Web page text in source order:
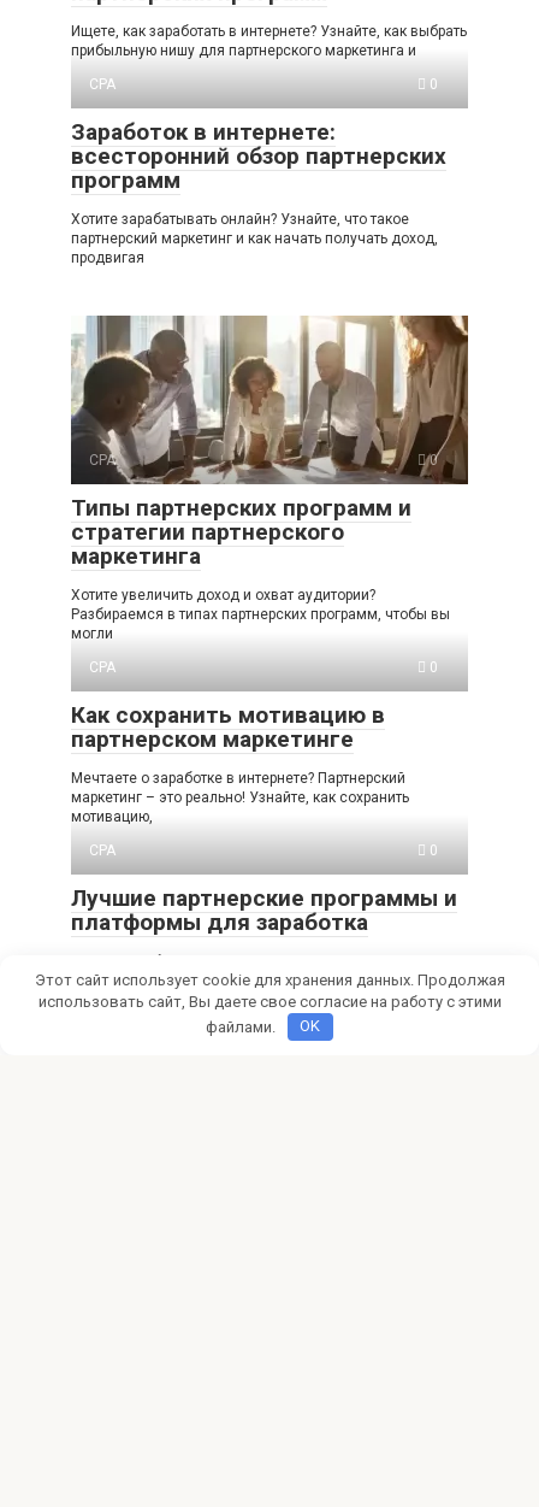
Ищете, как заработать в интернете? Узнайте, как выбрать
прибыльную нишу для партнерского маркетинга и
CPA
0
Заработок в интернете:
всесторонний обзор партнерских
программ
Хотите зарабатывать онлайн? Узнайте, что такое
партнерский маркетинг и как начать получать доход,
продвигая
CPA 0
Типы партнерских программ и
стратегии партнерского
маркетинга
Хотите увеличить доход и охват аудитории?
Разбираемся в типах партнерских программ, чтобы вы
могли
CPA
0
Как сохранить мотивацию в
партнерском маркетинге
Мечтаете о заработке в интернете? Партнерский
маркетинг – это реально! Узнайте, как сохранить
мотивацию,
CPA
0
Лучшие партнерские программы и
платформы для заработка
Хотите зарабатывать онлайн? Узнайте о лучших
партнерских программах и платформах для монетизации
вашего сайта
Этот сайт использует cookie для хранения данных. Продолжая
использовать сайт, Вы даете свое согласие на работу с этими
файлами.
OK